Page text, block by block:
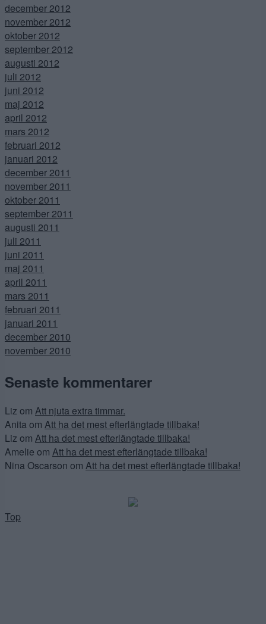
december 2012
november 2012
oktober 2012
september 2012
augusti 2012
juli 2012
juni 2012
maj 2012
april 2012
mars 2012
februari 2012
januari 2012
december 2011
november 2011
oktober 2011
september 2011
augusti 2011
juli 2011
juni 2011
maj 2011
april 2011
mars 2011
februari 2011
januari 2011
december 2010
november 2010
Senaste kommentarer
Liz om Att njuta extra timmar.
Anitaom Att ha det mest efterlängtade tillbaka!
Liz om Att ha det mest efterlängtade tillbaka!
Amelie om Att ha det mest efterlängtade tillbaka!
Nina Oscarson om Att ha det mest efterlängtade tillbaka!
Top